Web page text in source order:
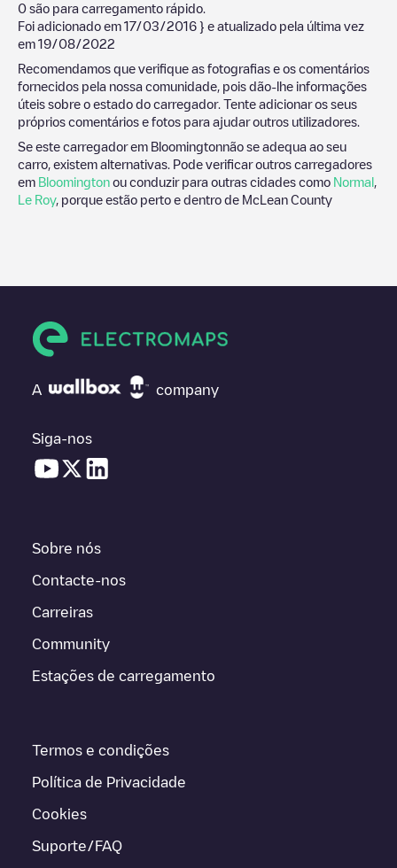
0 são para carregamento rápido.
Foi adicionado em 17/03/2016 } e atualizado pela última vez
em 19/08/2022
Recomendamos que verifique as fotografias e os comentários
fornecidos pela nossa comunidade, pois dão-lhe informações
úteis sobre o estado do carregador. Tente adicionar os seus
próprios comentários e fotos para ajudar outros utilizadores.
Se este carregador em Bloomingtonnão se adequa ao seu
carro, existem alternativas. Pode verificar outros carregadores
em Bloomington ou conduzir para outras cidades como Normal
Le Roy, porque estão perto e dentro de McLean County
A company
Siga-nos
Sobre nós
Contacte-nos
Carreiras
Community
Estações de carregamento
Termos e condições
Política de Privacidade
Cookies
Suporte/FAQ